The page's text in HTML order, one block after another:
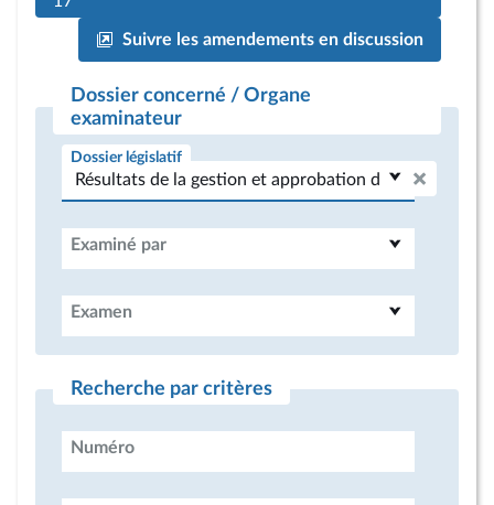
Suivre les amendements en discussion
Dossier concerné / Organe
examinateur
Dossier législatif
Examiné par
Examen
Recherche par critères
Numéro